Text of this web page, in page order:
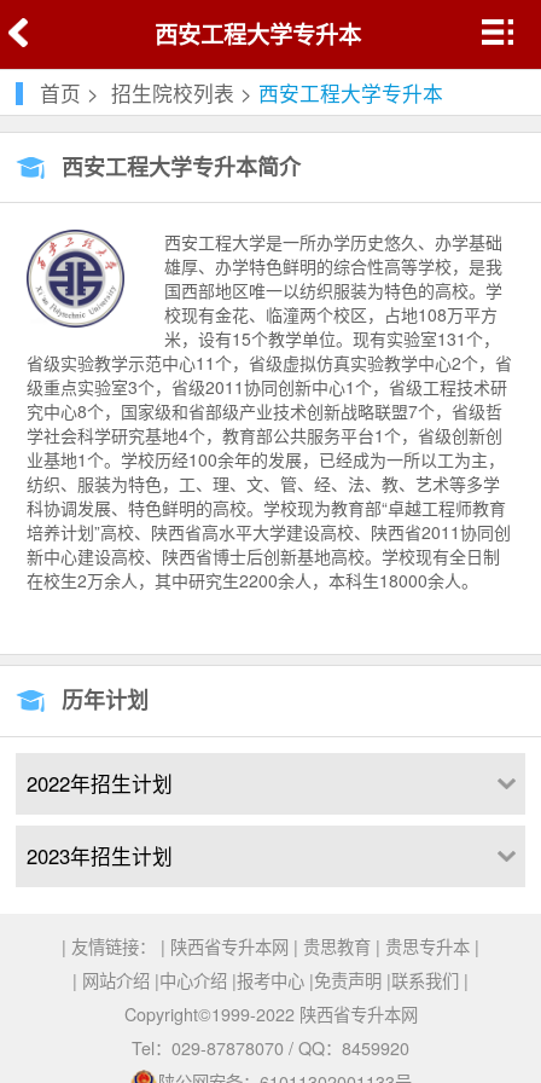
西安工程大学专升本
首页 >招生院校列表 > 西安工程大学专升本
西安工程大学专升本简介
西安工程大学是一所办学历史悠久、办学基础
雄厚、办学特色鲜明的综合性高等学校，是我
国西部地区唯一以纺织服装为特色的高校。学
校现有金花、临潼两个校区，占地108万平方
米，设有15个教学单位。现有实验室131个，
省级实验教学示范中心11个，省级虚拟仿真实验教学中心2个，省
级重点实验室3个，省级2011协同创新中心1个，省级工程技术研
究中心8个，国家级和省部级产业技术创新战略联盟7个，省级哲
学社会科学研究基地4个，教育部公共服务平台1个，省级创新创
业基地1个。学校历经100余年的发展，已经成为一所以工为主，
纺织、服装为特色，工、理、文、管、经、法、教、艺术等多学
科协调发展、特色鲜明的高校。学校现为教育部“卓越工程师教育
培养计划”高校、陕西省高水平大学建设高校、陕西省2011协同创
新中心建设高校、陕西省博士后创新基地高校。学校现有全日制
在校生2万余人，其中研究生2200余人，本科生18000余人。
历年计划
2022年招生计划
2023年招生计划
| 友情链接： | 陕西省专升本网 | 贵思教育 | 贵思专升本 |
| 网站介绍 |中心介绍 |报考中心 |免责声明 |联系我们 |
Copyright©1999-2022 陕西省专升本网
Tel：029-87878070 / QQ：8459920